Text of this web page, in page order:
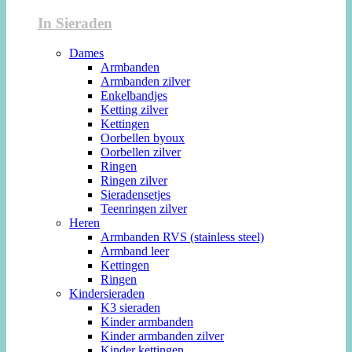
In Sieraden
Dames
Armbanden
Armbanden zilver
Enkelbandjes
Ketting zilver
Kettingen
Oorbellen byoux
Oorbellen zilver
Ringen
Ringen zilver
Sieradensetjes
Teenringen zilver
Heren
Armbanden RVS (stainless steel)
Armband leer
Kettingen
Ringen
Kindersieraden
K3 sieraden
Kinder armbanden
Kinder armbanden zilver